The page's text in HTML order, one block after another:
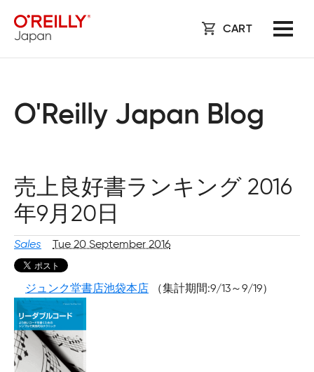
CART
O'Reilly Japan Blog
売上良好書ランキング 2016
年9月20日
Sales Tue 20 September 2016
ジュンク堂書店池袋本店 （集計期間:9/13～9/19）